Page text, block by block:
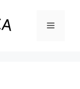
Menu